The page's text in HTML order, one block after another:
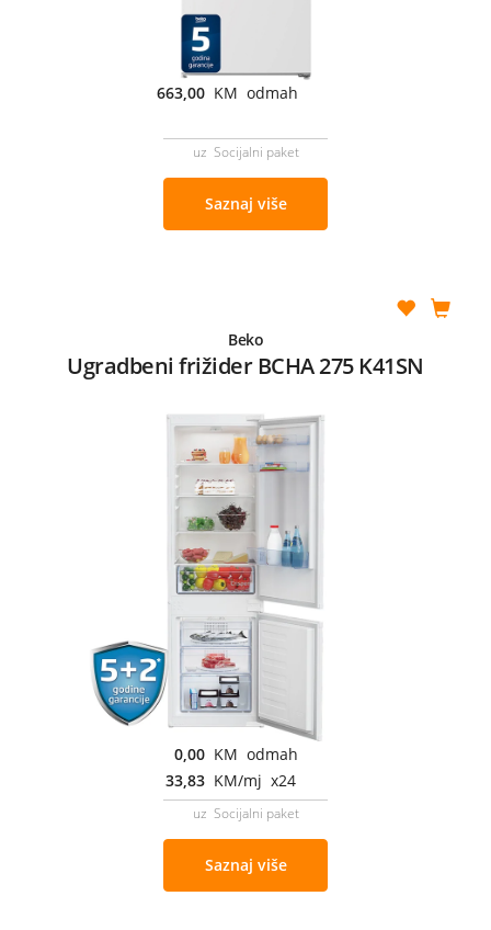
663,00 KM odmah
uz Socijalni paket
Saznaj više
Beko
Ugradbeni frižider BCHA 275 K41SN
0,00 KM odmah
33,83 KM/mj x24
uz Socijalni paket
Saznaj više